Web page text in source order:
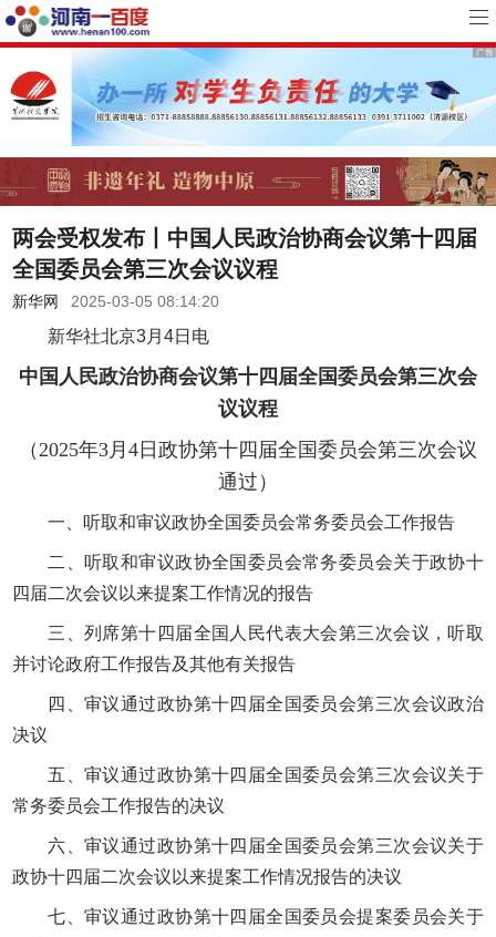
两会受权发布丨中国人民政治协商会议第十四届
全国委员会第三次会议议程
新华网 2025-03-05 08:14:20
新华社北京3月4日电
中国人民政治协商会议第十四届全国委员会第三次会
议议程
（2025年3月4日政协第十四届全国委员会第三次会议
通过）
一、听取和审议政协全国委员会常务委员会工作报告
二、听取和审议政协全国委员会常务委员会关于政协十
四届二次会议以来提案工作情况的报告
三、列席第十四届全国人民代表大会第三次会议，听取
并讨论政府工作报告及其他有关报告
四、审议通过政协第十四届全国委员会第三次会议政治
决议
五、审议通过政协第十四届全国委员会第三次会议关于
常务委员会工作报告的决议
六、审议通过政协第十四届全国委员会第三次会议关于
政协十四届二次会议以来提案工作情况报告的决议
七、审议通过政协第十四届全国委员会提案委员会关于